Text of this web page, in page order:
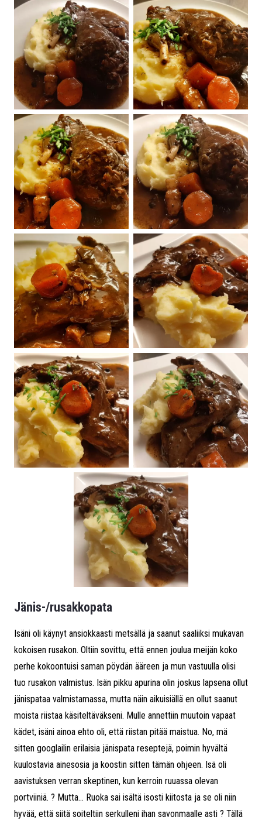
Jänis-/rusakkopata
Isäni oli käynyt ansiokkaasti metsällä ja saanut saaliiksi mukavan
kokoisen rusakon. Oltiin sovittu, että ennen joulua meijän koko
perhe kokoontuisi saman pöydän ääreen ja mun vastuulla olisi
tuo rusakon valmistus. Isän pikku apurina olin joskus lapsena ollut
jänispataa valmistamassa, mutta näin aikuisiällä en ollut saanut
moista riistaa käsiteltäväkseni. Mulle annettiin muutoin vapaat
kädet, isäni ainoa ehto oli, että riistan pitää maistua. No, mä
sitten googlailin erilaisia jänispata reseptejä, poimin hyvältä
kuulostavia ainesosia ja koostin sitten tämän ohjeen. Isä oli
aavistuksen verran skeptinen, kun kerroin ruuassa olevan
portviiniä. ? Mutta… Ruoka sai isältä isosti kiitosta ja se oli niin
hyvää, että siitä soiteltiin serkulleni ihan savonmaalle asti ? Tällä